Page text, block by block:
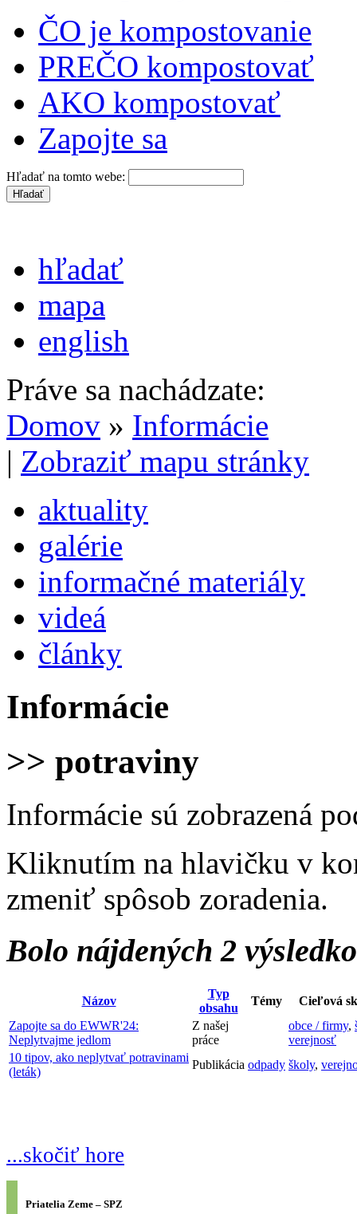
ČO je kompostovanie
PREČO kompostovať
AKO kompostovať
Zapojte sa
Hľadať na tomto webe:
hľadať
mapa
english
Práve sa nachádzate:
Domov » Informácie
| Zobraziť mapu stránky
aktuality
galérie
informačné materiály
videá
články
Informácie
>> potraviny
Informácie sú zobrazená
Kliknutím na hlavičku v
zmeniť spôsob zoradenia.
Bolo nájdených 2
Názov
Typ
obsahu
Témy
Cieľová
Zapojte sa do EWWR'24:
Neplytvajme jedlom
Z našej
práce
obce / firmy,
verejnosť
10 tipov, ako neplytvať potravinami
(leták)
Publikácia odpady školy,
...skočiť hore
Priatelia Zeme – SPZ